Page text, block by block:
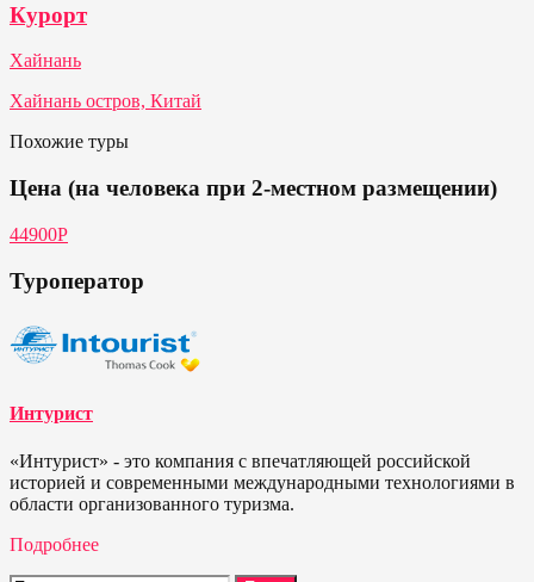
Курорт
Хайнань
Хайнань остров, Китай
Похожие туры
Цена (на человека при 2-местном размещении)
44900Р
Туроператор
Интурист
«Интурист» - это компания с впечатляющей российской
историей и современными международными технологиями в
области организованного туризма.
Подробнее